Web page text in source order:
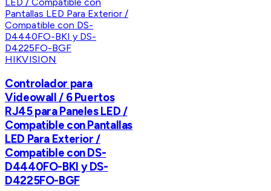
HIKVISION
Controlador para
Videowall / 6 Puertos
RJ45 para Paneles LED /
Compatible con Pantallas
LED Para Exterior /
Compatible con DS-
D4440FO-BKI y DS-
D4225FO-BGF